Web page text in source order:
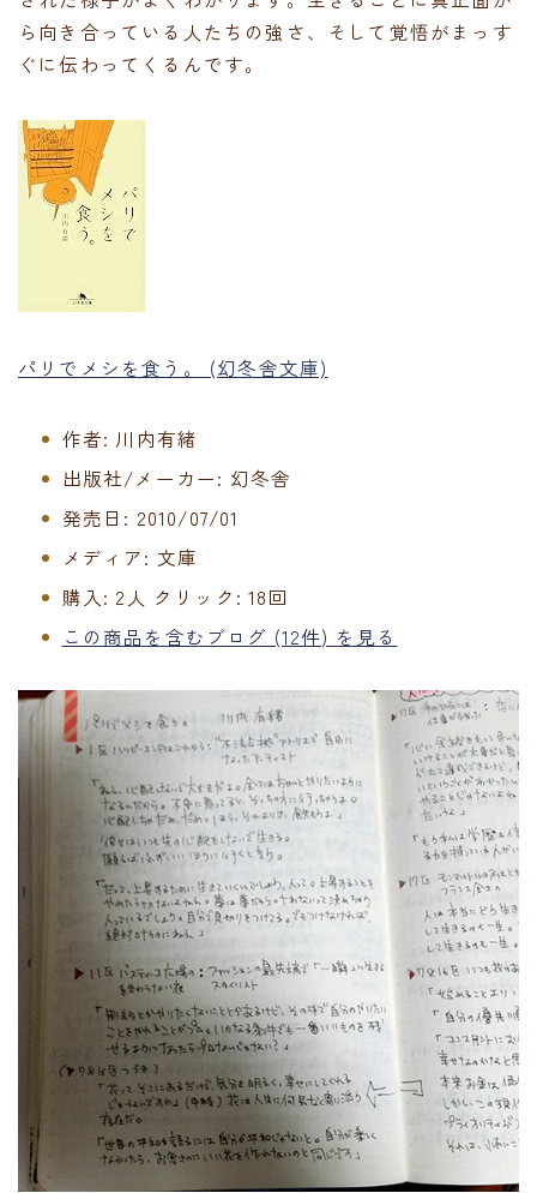
ら向き合っている人たちの強さ、そして覚悟がまっす
ぐに伝わってくるんです。
パリでメシを食う。 (幻冬舎文庫)
作者: 川内有緒
出版社/メーカー: 幻冬舎
発売日: 2010/07/01
メディア: 文庫
購入 : 2人 クリック : 18回
この商品を含むブログ (12件) を見る